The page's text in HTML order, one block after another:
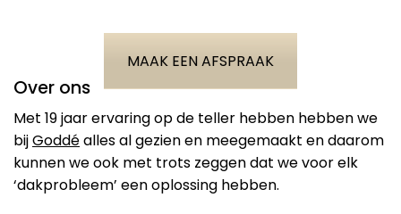
MAAK EEN AFSPRAAK
Over ons
Met 19 jaar ervaring op de teller hebben hebben we
bijGoddéalles al gezien en meegemaakt en daarom
kunnen we ook met trots zeggen dat we voor elk
‘dakprobleem’ een oplossing hebben.